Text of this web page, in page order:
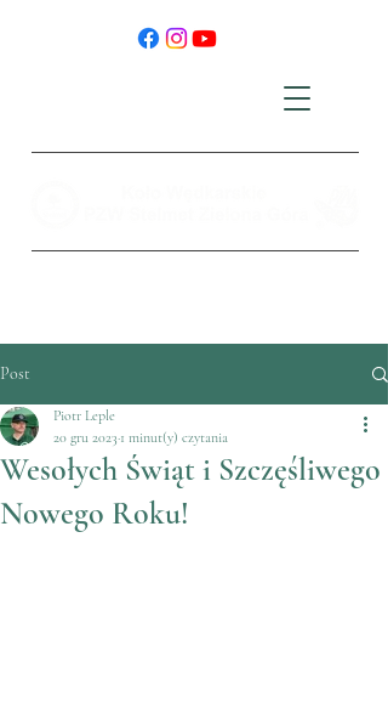
Post
Wesołych Świąt i Szczęśliwego
Nowego Roku!
Piotr Leple
20 gru 2023 1 minut(y) czytania